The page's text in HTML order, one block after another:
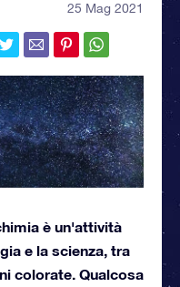
25 Mag 2021
è un'attività
e la scienza, tra
colorate. Qualcosa